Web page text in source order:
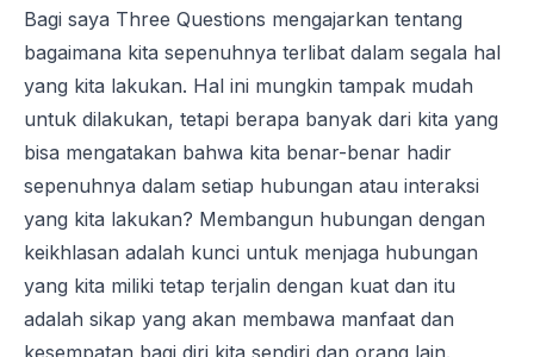
Bagi saya Three Questions mengajarkan tentang
bagaimana kita sepenuhnya terlibat dalam segala hal
yang kita lakukan. Hal ini mungkin tampak mudah
untuk dilakukan, tetapi berapa banyak dari kita yang
bisa mengatakan bahwa kita benar-benar hadir
sepenuhnya dalam setiap hubungan atau interaksi
yang kita lakukan? Membangun hubungan dengan
keikhlasan adalah kunci untuk menjaga hubungan
yang kita miliki tetap terjalin dengan kuat dan itu
adalah sikap yang akan membawa manfaat dan